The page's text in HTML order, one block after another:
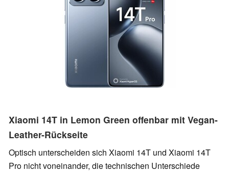
Xiaomi 14T in Lemon Green offenbar mit Vegan-
Leather-Rückseite
Optisch unterscheiden sich Xiaomi 14T und Xiaomi 14T
Pro nicht voneinander, die technischen Unterschiede